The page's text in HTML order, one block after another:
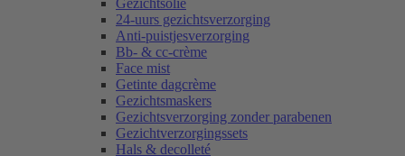
Gezichtsolie
24-uurs gezichtsverzorging
Anti-puistjesverzorging
Bb- & cc-crème
Face mist
Getinte dagcrème
Gezichtsmaskers
Gezichtsverzorging zonder parabenen
Gezichtverzorgingssets
Hals & decolleté